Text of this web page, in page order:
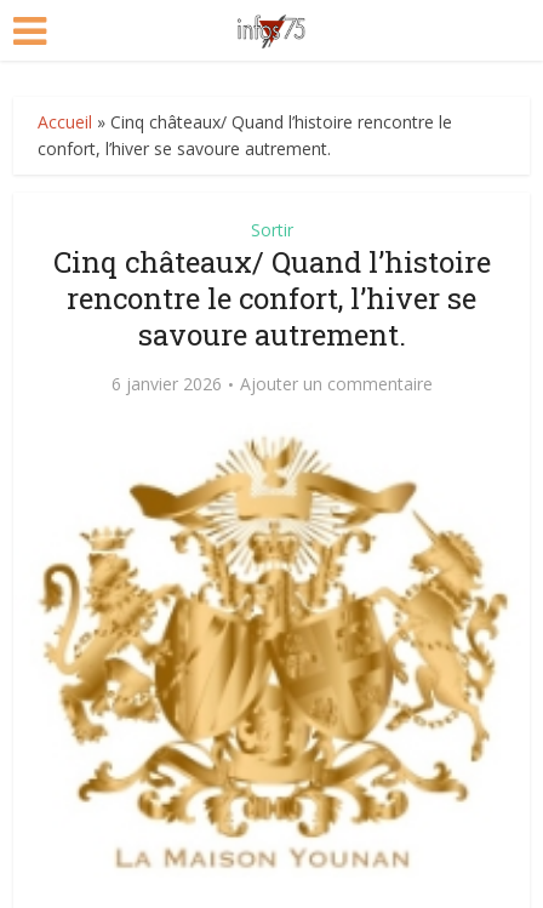
Accueil »Cinq châteaux/ Quand l’histoire rencontre le
confort, l’hiver se savoure autrement.
Sortir
Cinq châteaux/ Quand l’histoire
rencontre le confort, l’hiver se
savoure autrement.
6 janvier 2026 Ajouter un commentaire